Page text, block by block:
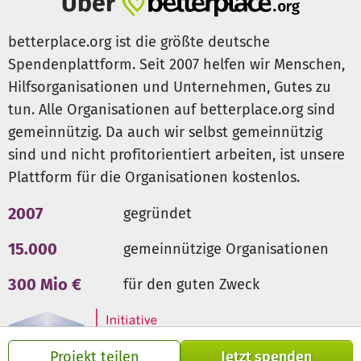
Projekt teilen Jetzt spenden
betterplace.org ist die größte deutsche
Spendenplattform. Seit 2007 helfen wir Menschen,
Hilfsorganisationen und Unternehmen, Gutes zu
tun. Alle Organisationen auf betterplace.org sind
gemeinnützig. Da auch wir selbst gemeinnützig
sind und nicht profitorientiert arbeiten, ist unsere
Plattform für die Organisationen kostenlos.
2007 gegründet
15.000 gemeinnützige Organisationen
300 Mio € für den guten Zweck